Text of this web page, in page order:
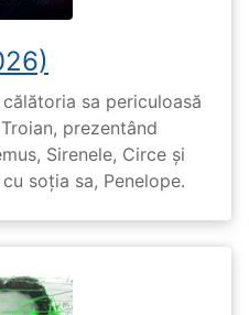
sa periculoasă
prezentând
Sirenele, Circe și
soția sa, Penelope.